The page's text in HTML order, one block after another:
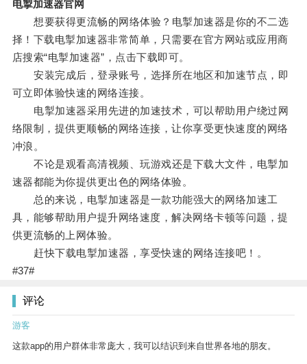
电掣加速器官网
想要获得更流畅的网络体验？电掣加速器是你的不二选
择！下载电掣加速器非常简单，只需要在官方网站或应用商
店搜索“电掣加速器”，点击下载即可。
安装完成后，登录账号，选择所在地区和加速节点，即
可立即体验快速的网络连接。
电掣加速器采用先进的加速技术，可以帮助用户绕过网
络限制，提供更顺畅的网络连接，让你享受更快速度的网络
冲浪。
不论是观看高清视频、玩游戏还是下载大文件，电掣加
速器都能为你提供更出色的网络体验。
总的来说，电掣加速器是一款功能强大的网络加速工
具，能够帮助用户提升网络速度，解决网络卡顿等问题，提
供更流畅的上网体验。
赶快下载电掣加速器，享受快速的网络连接吧！。
#37#
评论
游客
这款app的用户群体非常庞大，我可以结识到来自世界各地的朋友。